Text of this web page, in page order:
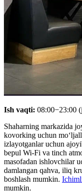
Ish vaqti: 08:00−23:00
Shaharning markazida
kovorking uchun
izlayotganlar uchun
bepul Wi-Fi va tinch
masofadan ishlovchilar
damlangan qahva, iliq
boshlash mumkin.
mumkin.